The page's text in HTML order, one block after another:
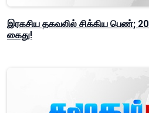
இரகசிய தகவலில் சிக்கிய பெண்;
கைது!